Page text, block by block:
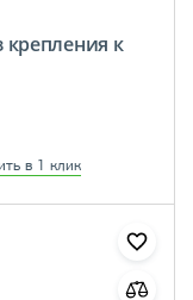
крепления к
в 1 клик